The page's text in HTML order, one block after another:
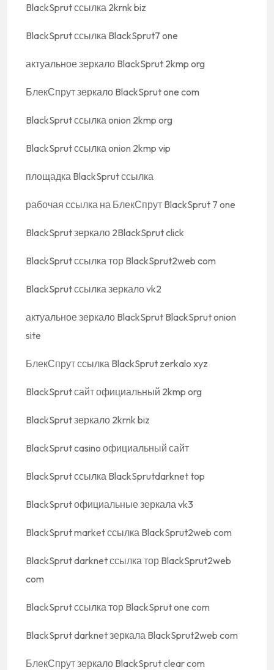
BlackSprut ссылка 2krnk biz
BlackSprut ссылка BlackSprut7 one
актуальное зеркало BlackSprut 2kmp org
БлекСпрут зеркало BlackSprut one com
BlackSprut ссылка onion 2kmp org
BlackSprut ссылка onion 2kmp vip
площадка BlackSprut ссылка
рабочая ссылка на БлекСпрут BlackSprut 7 one
BlackSprut зеркало 2BlackSprut click
BlackSprut ссылка тор BlackSprut2web com
BlackSprut ссылка зеркало vk2
актуальное зеркало BlackSprut BlackSprut onion
site
БлекСпрут ссылка BlackSprut zerkalo xyz
BlackSprut сайт официальный 2kmp org
BlackSprut зеркало 2krnk biz
BlackSprut casino официальный сайт
BlackSprut ссылка BlackSprutdarknet top
BlackSprut официальные зеркала vk3
BlackSprut market ссылка BlackSprut2web com
BlackSprut darknet ссылка тор BlackSprut2web
com
BlackSprut ссылка тор BlackSprut one com
BlackSprut darknet зеркала BlackSprut2web com
БлекСпрут зеркало BlackSprut clear com